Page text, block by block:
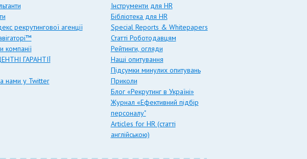
рекрутингової агенції
компанії
ГАРАНТІЇ
нами у Twitter
Інструменти для HR
Бібліотека для HR
Special Reports & Whitepapers
Статті Роботодавцям
Рейтинги, огляди
Наші опитування
Підсумки минулих опитувань
Приколи
Блог «Рекрутинг в Україні»
Журнал «Ефективний підбір
персоналу"
Articles for HR (статті
англійською)